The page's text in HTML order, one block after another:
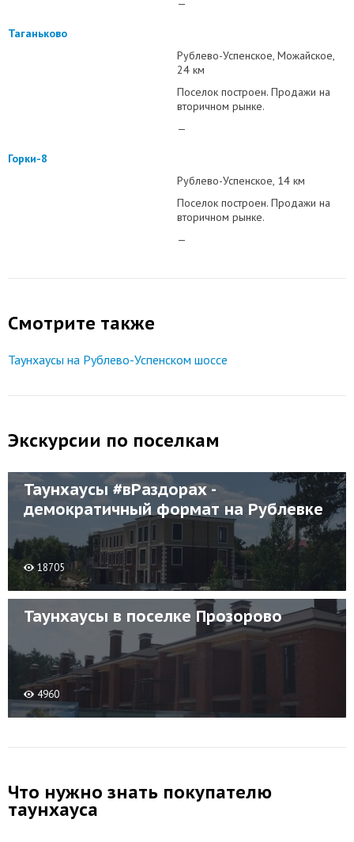
—
Таганьково
Рублево-Успенское Можайское
24 км
Поселок построен. Продажи на
вторичном рынке.
—
Горки-8
Рублево-Успенское 14 км
Поселок построен. Продажи на
вторичном рынке.
—
Смотрите также
Таунхаусы на Рублево-Успенском шоссе
Экскурсии по поселкам
Таунхаусы #вРаздорах -
демократичный формат на Рублевке
18705
Таунхаусы в поселке Прозорово
4960
Что нужно знать покупателю
таунхауса